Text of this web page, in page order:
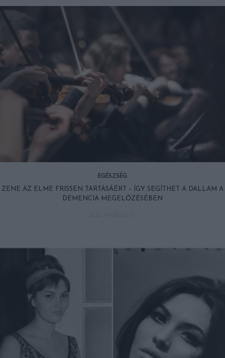
EGÉSZSÉG
ZENE AZ ELME FRISSEN TARTÁSÁÉRT – ÍGY SEGÍTHET A DALLAM A
DEMENCIA MEGELŐZÉSÉBEN